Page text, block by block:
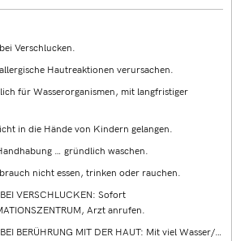
Verschlucken.
Hautreaktionen verursachen.
für Wasserorganismen, mit langfristiger
in die Hände von Kindern gelangen.
… gründlich waschen.
nicht essen, trinken oder rauchen.
VERSCHLUCKEN: Sofort
Arzt anrufen.
BERÜHRUNG MIT DER HAUT: Mit viel Wasser/…